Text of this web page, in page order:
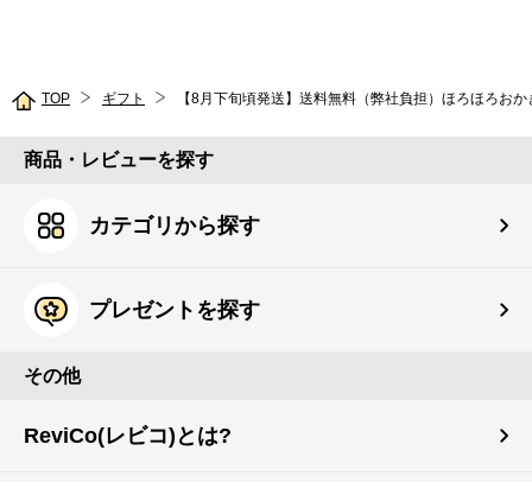
TOP ギフト 【8月下旬頃発送】送料無料（弊社負担）ほろほろお
商品・レビューを探す
カテゴリから探す
プレゼントを探す
その他
ReviCo(レビコ)とは?